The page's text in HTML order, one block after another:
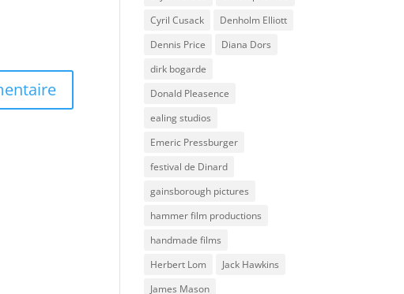
Cyril Cusack
Denholm Elliott
Dennis Price
Diana Dors
dirk bogarde
Donald Pleasence
ealing studios
Emeric Pressburger
festival de Dinard
gainsborough pictures
hammer film productions
handmade films
Herbert Lom
Jack Hawkins
James Mason